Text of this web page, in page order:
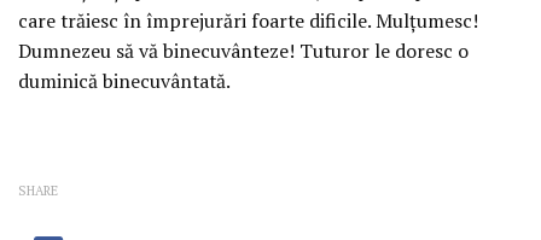
care trăiesc în împrejurări foarte dificile. Mulțumesc!
Dumnezeu să vă binecuvânteze! Tuturor le doresc o
duminică binecuvântată.
SHARE